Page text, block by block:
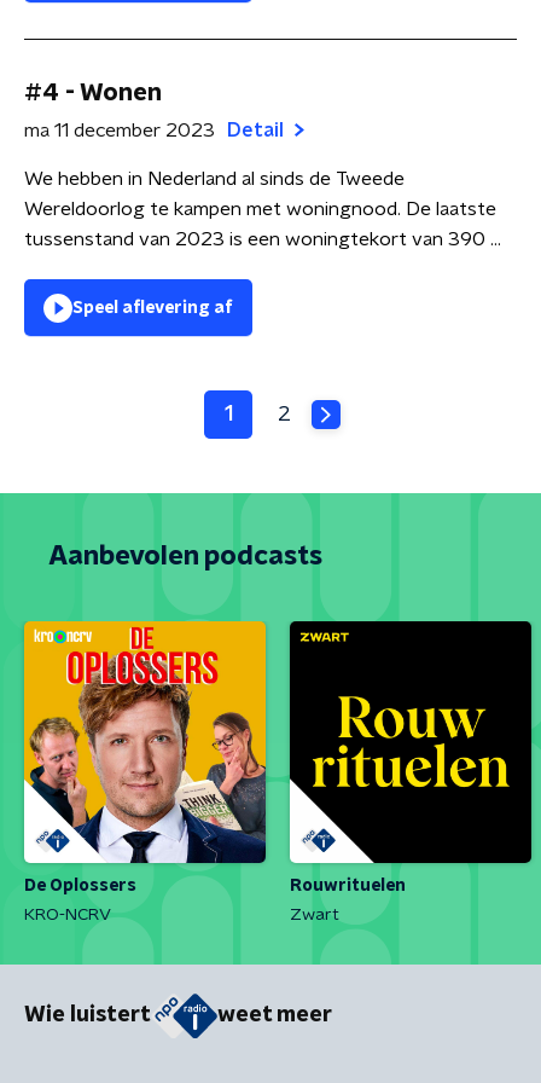
#4 - Wonen
ma 11 december 2023 Detail
We hebben in Nederland al sinds de Tweede
Wereldoorlog te kampen met woningnood. De laatste
tussenstand van 2023 is een woningtekort van 390 ...
Speel aflevering af
1 2
Aanbevolen podcasts
De Oplossers
KRO-NCRV
Rouwrituelen
Zwart
Wie luistert weet meer